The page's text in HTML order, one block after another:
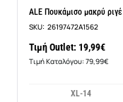
ALE Πουκάμισο μακρύ ριγέ
SKU: 26197472A1562
Τιμή Outlet: 19,99€
Τιμή Καταλόγου: 79,99€
XL-14